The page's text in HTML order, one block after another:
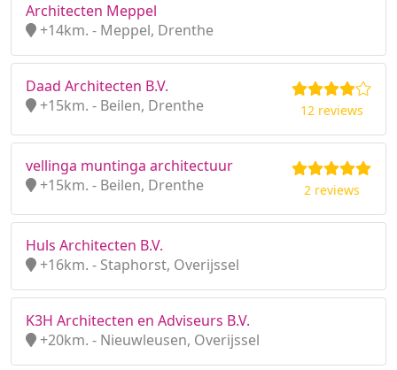
Architecten Meppel
+14km. - Meppel, Drenthe
Daad Architecten B.V.
+15km. - Beilen, Drenthe
12 reviews
vellinga muntinga architectuur
+15km. - Beilen, Drenthe
2 reviews
Huls Architecten B.V.
+16km. - Staphorst, Overijssel
K3H Architecten en Adviseurs B.V.
+20km. - Nieuwleusen, Overijssel